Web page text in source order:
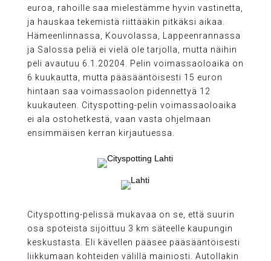
euroa, rahoille saa mielestämme hyvin vastinetta,
ja hauskaa tekemistä riittääkin pitkäksi aikaa.
Hämeenlinnassa, Kouvolassa, Lappeenrannassa
ja Salossa peliä ei vielä ole tarjolla, mutta näihin
peli avautuu 6.1.20204. Pelin voimassaoloaika on
6 kuukautta, mutta pääsääntöisesti 15 euron
hintaan saa voimassaolon pidennettyä 12
kuukauteen. Cityspotting-pelin voimassaoloaika
ei ala ostohetkestä, vaan vasta ohjelmaan
ensimmäisen kerran kirjautuessa.
Cityspotting-pelissä mukavaa on se, että suurin
osa spoteista sijoittuu 3 km säteelle kaupungin
keskustasta. Eli kävellen pääsee pääsääntöisesti
liikkumaan kohteiden välillä mainiosti. Autollakin